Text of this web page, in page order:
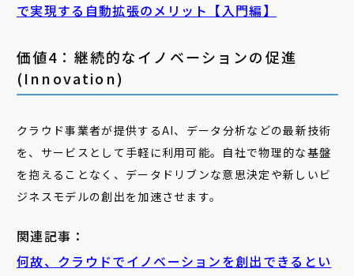
で実現する自動拡張のメリット【入門編】
価値4：継続的なイノベーションの促進
(Innovation)
クラウド事業者が提供するAI、データ分析などの最新技術
を、サービスとして手軽に利用可能。自社で物理的な基盤
を抱えることなく、データドリブンな意思決定や新しいビ
ジネスモデルの創出を加速させます。
関連記事：
何故、クラウドでイノベーションを創出できるとい